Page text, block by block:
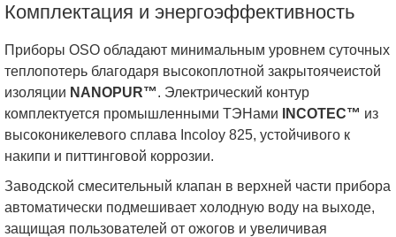
Комплектация и энергоэффективность
Приборы OSO обладают минимальным уровнем суточных
теплопотерь благодаря высокоплотной закрытоячеистой
изоляции NANOPUR™. Электрический контур
комплектуется промышленными ТЭНами
INCOTEC™ из
высоконикелевого сплава Incoloy 825, устойчивого к
накипи и питтинговой коррозии.
Заводской смесительный клапан в верхней части прибора
автоматически подмешивает холодную воду на выходе,
защищая пользователей от ожогов и увеличивая